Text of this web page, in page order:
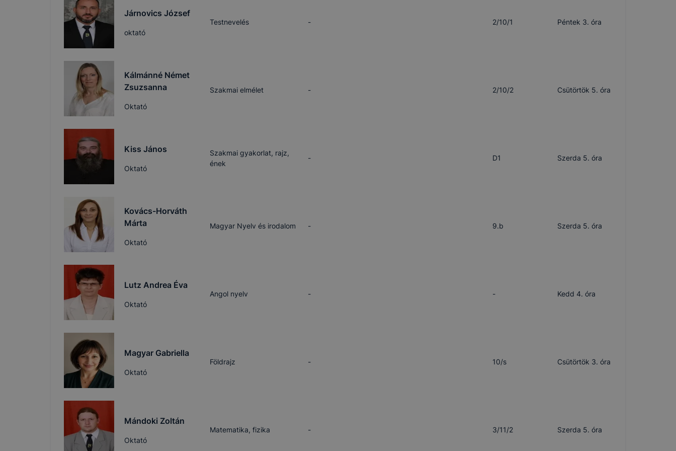
Járnovics József
oktató
Testnevelés - 2/10/1 Péntek 3. óra
Kálmánné Német
Zsuzsanna
Oktató
Szakmai elmélet - 2/10/2 Csütörtök 5. óra
Kiss János
Oktató
Szakmai gyakorlat, rajz,
ének
- D1 Szerda 5. óra
Kovács-Horváth
Márta
Oktató
Magyar Nyelv és irodalom - 9.b Szerda 5. óra
Lutz Andrea Éva
Oktató
Angol nyelv - - Kedd 4. óra
Magyar Gabriella
Oktató
Földrajz - 10/s Csütörtök 3. óra
Mándoki Zoltán
Oktató
Matematika, fizika - 3/11/2 Szerda 5. óra